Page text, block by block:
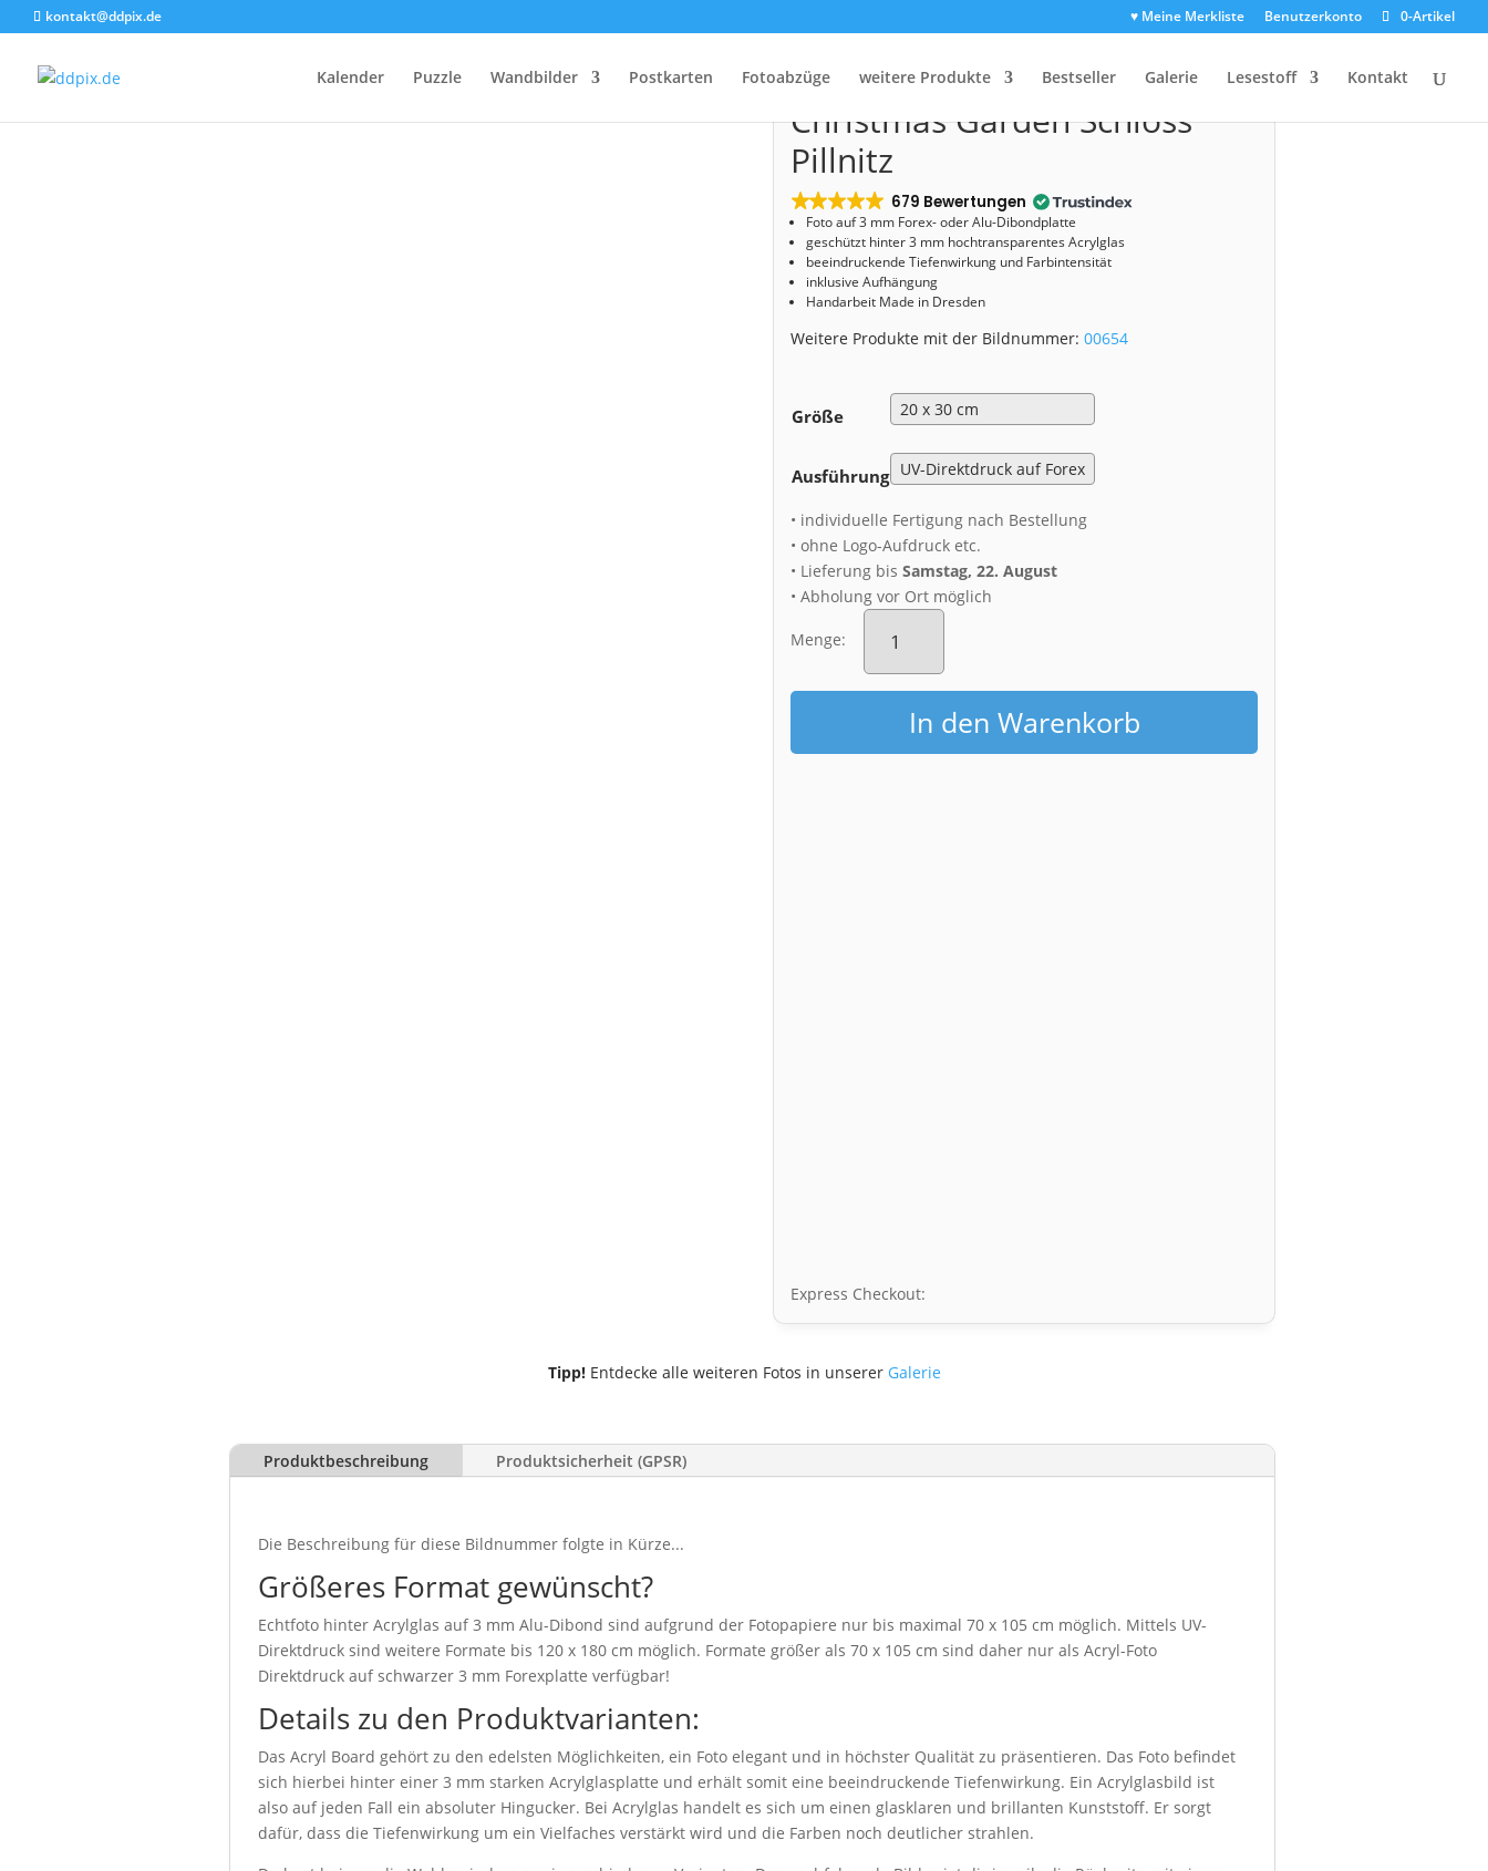
kontakt@ddpix.de ♥ Meine Merkliste Benutzerkonto 0-Artikel
Kalender Puzzle Wandbilder Postkarten Fotoabzüge weitere Produkte Bestseller Galerie Lesestoff Kontakt
Start/Shop/Acryl Board/ Acryl Board (00654) Christmas Garden Schloss Pillnitz
Acryl Board (00654)
Christmas Garden Schloss
Pillnitz
679 Bewertungen
Foto auf 3 mm Forex- oder Alu-Dibondplatte
geschützt hinter 3 mm hochtransparentes Acrylglas
beeindruckende Tiefenwirkung und Farbintensität
inklusive Aufhängung
Handarbeit Made in Dresden
Weitere Produkte mit der Bildnummer:00654
Größe
Ausführung
• individuelle Fertigung nach Bestellung
• ohne Logo-Aufdruck etc.
• Lieferung bisSamstag, 22. August
• Abholung vor Ort möglich
Menge:
Acryl
Board
Christmas
Garden
Schloss
Pillnitz
Menge
In den Warenkorb
Express Checkout:
Tipp!Entdecke alle weiteren Fotos in unserer Galerie
Produktbeschreibung Produktsicherheit (GPSR)
Die Beschreibung für diese Bildnummer folgte in Kürze...
Größeres Format gewünscht?
Echtfoto hinter Acrylglas auf 3 mm Alu-Dibond sind aufgrund der Fotopapiere nur bis maximal 70 x 105 cm möglich. Mittels UV-
Direktdruck sind weitere Formate bis 120 x 180 cm möglich. Formate größer als 70 x 105 cm sind daher nur als Acryl-Foto
Direktdruck auf schwarzer 3 mm Forexplatte verfügbar!
Details zu den Produktvarianten:
Das Acryl Board gehört zu den edelsten Möglichkeiten, ein Foto elegant und in höchster Qualität zu präsentieren. Das Foto befindet
sich hierbei hinter einer 3 mm starken Acrylglasplatte und erhält somit eine beeindruckende Tiefenwirkung. Ein Acrylglasbild ist
also auf jeden Fall ein absoluter Hingucker. Bei Acrylglas handelt es sich um einen glasklaren und brillanten Kunststoff. Er sorgt
dafür, dass die Tiefenwirkung um ein Vielfaches verstärkt wird und die Farben noch deutlicher strahlen.